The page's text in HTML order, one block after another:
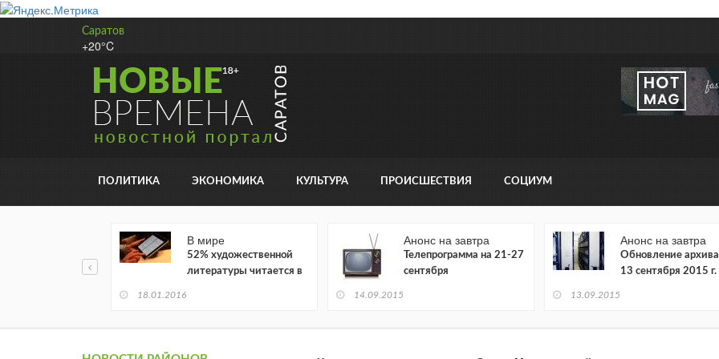
Саратов
+20°C
ПОЛИТИКА ЭКОНОМИКА КУЛЬТУРА ПРОИСШЕСТВИЯ СОЦИУМ
В мире
52% художественной
литературы читается в
18.01.2016
Анонс на завтра
Телепрограмма на 21-27
сентября
14.09.2015
Анонс на завтра
Обновление архива
13 сентября 2015 г.
13.09.2015